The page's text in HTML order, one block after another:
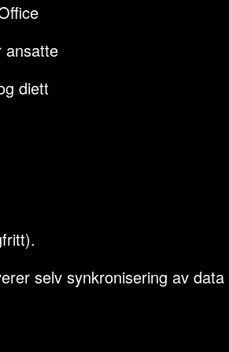
ansatte
diett
selv synkronisering av data